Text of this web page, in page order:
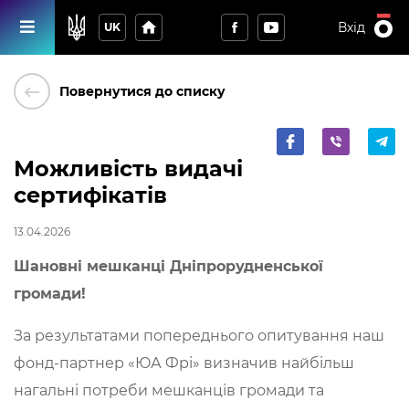
UK home Вхід
keyboard_backspace Повернутися до списку
Можливість видачі
сертифікатів
13.04.2026
Шановні мешканці Дніпрорудненської
громади!
За результатами попереднього опитування наш
фонд-партнер «ЮА Фрі» визначив найбільш
нагальні потреби мешканців громади та